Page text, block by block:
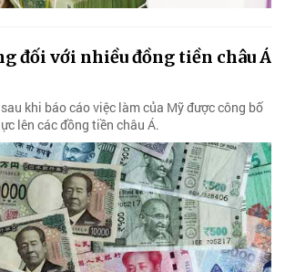
đối với nhiều đồng tiền châu Á
khi báo cáo việc làm của Mỹ được công bố
lên các đồng tiền châu Á.